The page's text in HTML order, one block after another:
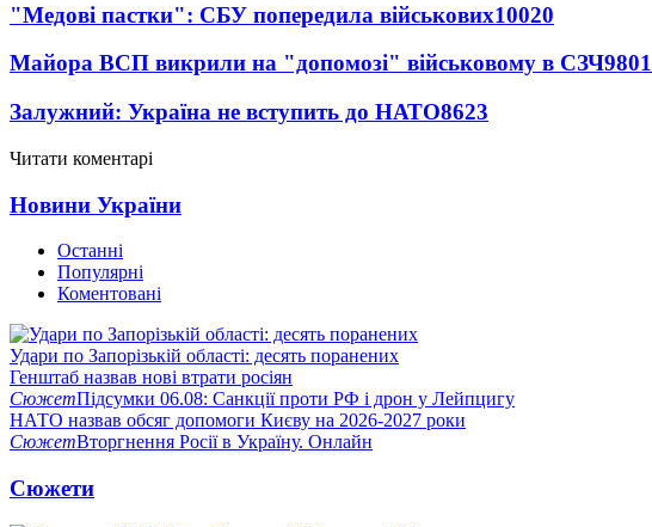
"Медові пастки": СБУ попередила військових10020
Майора ВСП викрили на "допомозі" військовому в СЗЧ9801
Залужний: Україна не вступить до НАТО8623
Читати коментарі
Новини України
Останні
Популярні
Коментовані
Удари по Запорізькій області: десять поранених
Генштаб назвав нові втрати росіян
СюжетПідсумки 06.08: Санкції проти РФ і дрон у Лейпцигу
НАТО назвав обсяг допомоги Києву на 2026-2027 роки
СюжетВторгнення Росії в Україну. Онлайн
Сюжети